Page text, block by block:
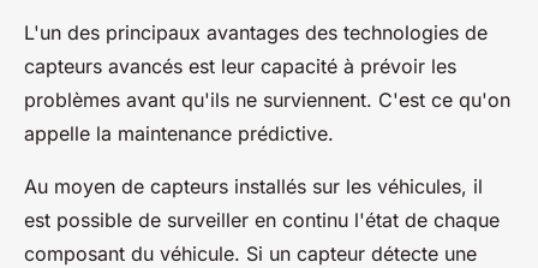
L'un des principaux avantages des technologies de
capteurs avancés est leur capacité à prévoir les
problèmes avant qu'ils ne surviennent. C'est ce qu'on
appelle la maintenance prédictive.
Au moyen de capteurs installés sur les véhicules, il
est possible de surveiller en continu l'état de chaque
composant du véhicule. Si un capteur détecte une